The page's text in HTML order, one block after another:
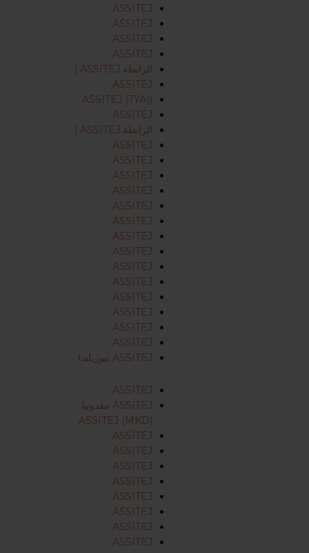
ASSITEJ
ASSITEJ
ASSITEJ
ASSITEJ
الرابطة ASSITEJ )
ASSITEJ
ASSITEJ (TYAI)
ASSITEJ
الرابطة ASSITEJ )
ASSITEJ
ASSITEJ
ASSITEJ
ASSITEJ
ASSITEJ
ASSITEJ
ASSITEJ
ASSITEJ
ASSITEJ
ASSITEJ
ASSITEJ
ASSITEJ
ASSITEJ
ASSITEJ
ASSITEJ نيوزيلندا
ASSITEJ
ASSITEJ مقدونيا
ASSITEJ (MKD)
ASSITEJ
ASSITEJ
ASSITEJ
ASSITEJ
ASSITEJ
ASSITEJ
ASSITEJ
ASSITEJ